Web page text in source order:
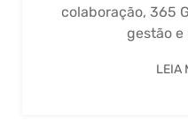
colaboração, 365
gestão
LEIA